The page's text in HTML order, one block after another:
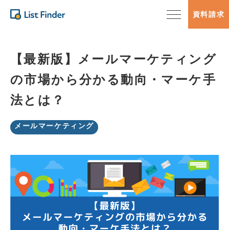
資料請求
【最新版】メールマーケティング
の市場から分かる動向・マーケ手
法とは？
メールマーケティング